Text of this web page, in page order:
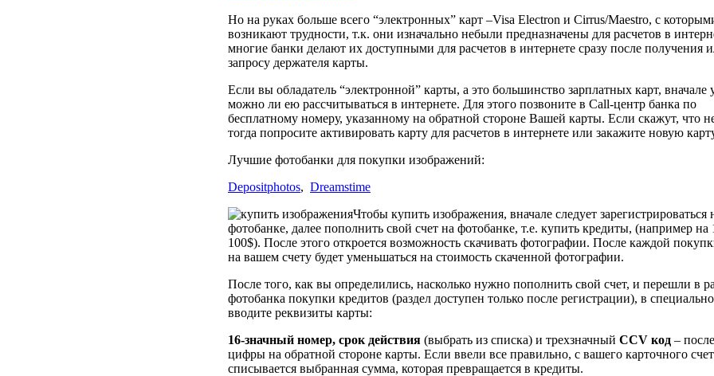
Но на руках больше всего “электронных” карт –Visa Electron и Cirrus/Maestro, с
возникают трудности, т.к. они изначально небыли предназначены для расчетов в
многие банки делают их доступными для расчетов в интернете сразу после получения
запросу держателя карты.
Если вы обладатель “электронной” карты, а это большинство зарплатных карт, вначале
можно ли ею рассчитываться в интернете. Для этого позвоните в Call-центр банка по
бесплатному номеру, указанному на обратной стороне Вашей карты. Если скажут, что
тогда попросите активировать карту для расчетов в интернете или закажите новую
Лучшие фотобанки для покупки изображений:
Depositphotos, Dreamstime
Чтобы купить изображения, вначале следует зарегистрироваться
фотобанке, далее пополнить свой счет на фотобанке, т.е. купить кредиты, (например на
100$). После этого откроется возможность скачивать фотографии. После каждой
на вашем счету будет уменьшаться на стоимость скаченной фотографии.
После того, как вы определились, насколько нужно пополнить свой счет, и перешли в
фотобанка покупки кредитов (раздел доступен только после регистрации), в
вводите реквизиты карты:
16-значный номер, срок действия (выбрать из списка) и трехзначный CCV код –
цифры на обратной стороне карты. Если ввели все правильно, с вашего карточного
списывается выбранная сумма, которая превращается в кредиты.